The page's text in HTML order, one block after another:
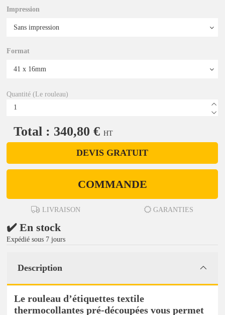
Impression
Format
Quantité (Le rouleau)
Total : 340,80 € HT
DEVIS GRATUIT
COMMANDE
LIVRAISON GARANTIES
✔️ En stock
Expédié sous 7 jours
Description
Le rouleau d’étiquettes textile
thermocollantes pré-découpées vous permet